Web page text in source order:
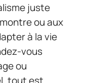
juste
ou aux
à la vie
vous
ou
tout est